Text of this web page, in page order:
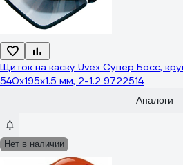
Щиток на каску Uvex Супер Босс,
540x195x1.5 мм, 2-1.2 9722514
Аналоги
Нет в наличии